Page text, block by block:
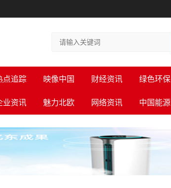
点追踪 映像中国 财经资讯 绿色环保
业资讯 魅力北欧 网络资讯 中国能源